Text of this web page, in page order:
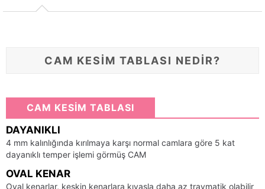
CAM KESİM TABLASI NEDİR?
CAM KESİM TABLASI
DAYANIKLI
4 mm kalınlığında kırılmaya karşı normal camlara göre 5 kat
dayanıklı temper işlemi görmüş CAM
OVAL KENAR
Oval kenarlar, keskin kenarlara kıyasla daha az travmatik olabilir